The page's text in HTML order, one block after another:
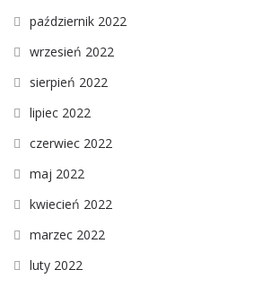
październik 2022
wrzesień 2022
sierpień 2022
lipiec 2022
czerwiec 2022
maj 2022
kwiecień 2022
marzec 2022
luty 2022